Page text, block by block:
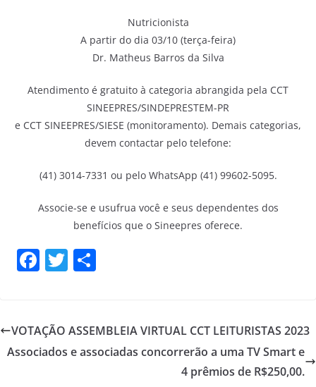
Nutricionista
A partir do dia 03/10 (terça-feira)
Dr. Matheus Barros da Silva
Atendimento é gratuito à categoria abrangida pela CCT
SINEEPRES/SINDEPRESTEM-PR
e CCT SINEEPRES/SIESE (monitoramento). Demais categorias,
devem contactar pelo telefone:
(41) 3014-7331 ou pelo WhatsApp (41) 99602-5095.
Associe-se e usufrua você e seus dependentes dos
benefícios que o Sineepres oferece.
F
e
b
T
er e
VOTAÇÃO ASSEMBLEIA VIRTUAL CCT LEITURISTAS 2023
Associados e associadas concorrerão a uma TV Smart e
4 prêmios de R$250,00.